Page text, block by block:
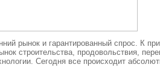
рынок и гарантированный спрос. К
строительства, продовольствия,
Сегодня все происходит